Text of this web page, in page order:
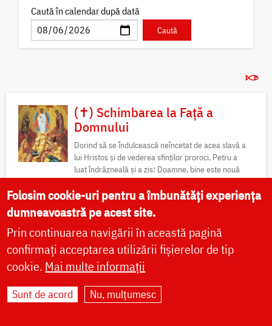
Caută în calendar după dată
(✝) Schimbarea la Față a
Domnului
Dorind să se îndulcească neîncetat de acea slavă a
lui Hristos și de vederea sfinților proroci, Petru a
luat îndrăzneală și a zis: Doamne, bine este nouă
să...
Acatist Canon Viață Minuni
Sfinte moaște
Locuri de pelerinaj
Sfântul Munte Athos
Predici Video Fotografii
Folosim cookie-uri pentru a îmbunătăți experiența
dumneavoastră pe acest site.
Prin continuarea navigării în această pagină
confirmați acceptarea utilizării fișierelor de tip
cookie. Mai multe informații
Sunt de acord Nu, mulțumesc